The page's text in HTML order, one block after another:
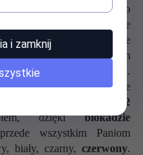
zawartości. Dodatkowo
. Na na uwagę zasługuje
jest to wspaniałe
się martwić czy kubek sam
- np. w torebce/plecaku.
jest na przypadkowe
kubek
Outer2
dziękiblokadzie
wszystkim Paniom
biały, czarny, czerwony.
i zamknij